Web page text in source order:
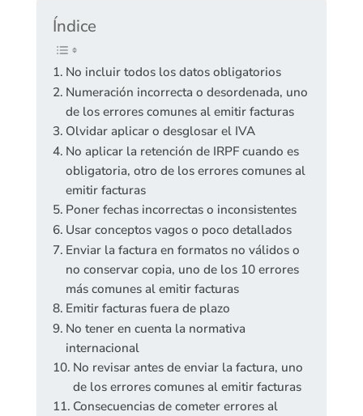
Índice
No incluir todos los datos obligatorios
Numeración incorrecta o desordenada, uno
de los errores comunes al emitir facturas
Olvidar aplicar o desglosar el IVA
No aplicar la retención de IRPF cuando es
obligatoria, otro de los errores comunes al
emitir facturas
Poner fechas incorrectas o inconsistentes
Usar conceptos vagos o poco detallados
Enviar la factura en formatos no válidos o
no conservar copia, uno de los 10 errores
más comunes al emitir facturas
Emitir facturas fuera de plazo
No tener en cuenta la normativa
internacional
No revisar antes de enviar la factura, uno
de los errores comunes al emitir facturas
Consecuencias de cometer errores al